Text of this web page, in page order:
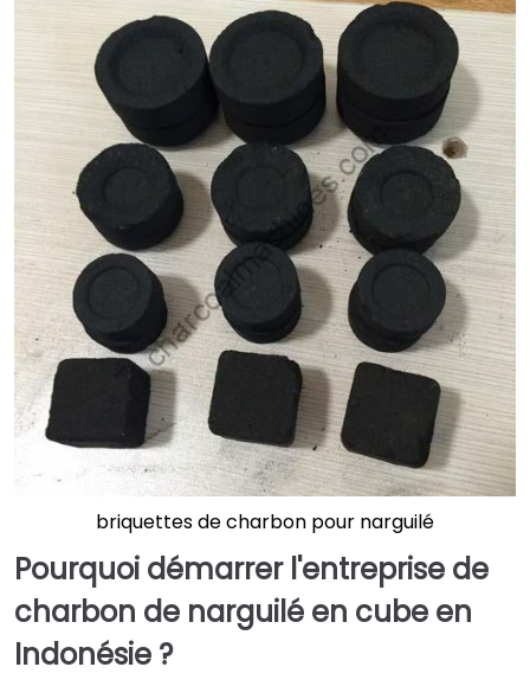
briquettes de charbon pour narguilé
Pourquoi démarrer l'entreprise de
charbon de narguilé en cube en
Indonésie ?